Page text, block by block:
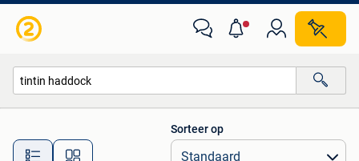
Alle afstanden…
Sorteer op